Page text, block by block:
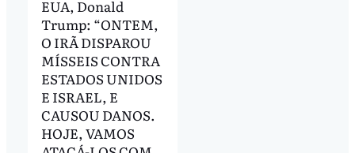
EUA, Donald
Trump: “ONTEM,
O IRÃ DISPAROU
MÍSSEIS CONTRA
ESTADOS UNIDOS
E ISRAEL, E
CAUSOU DANOS.
HOJE, VAMOS